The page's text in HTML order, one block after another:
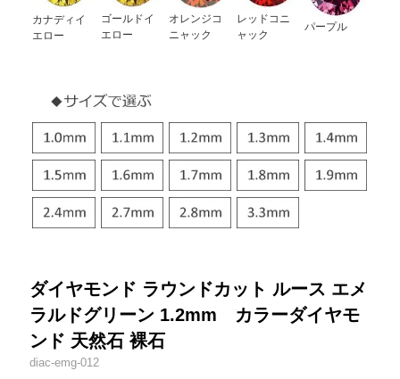
カナディイ
エロー
ゴールドイ
エロー
オレンジコ
ニャック
レッドコニ
ャック
パープル
ダイヤモンド ラウンドカット ルース エメ
ラルドグリーン 1.2mm カラーダイヤモ
ンド 天然石 裸石
diac-emg-012